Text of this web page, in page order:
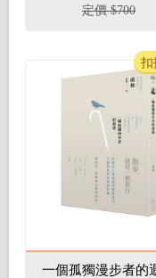
定價 $700
一個孤獨漫步者的
扣